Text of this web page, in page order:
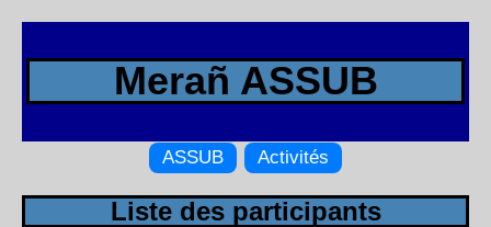
Merañ ASSUB
ASSUB Activités
Liste des participants